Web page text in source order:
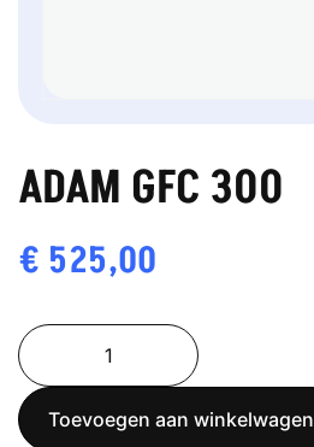
ADAM GFC 300
€ 525,00
ADAM
GFC
300
aantal
Toevoegen aan winkelwagen